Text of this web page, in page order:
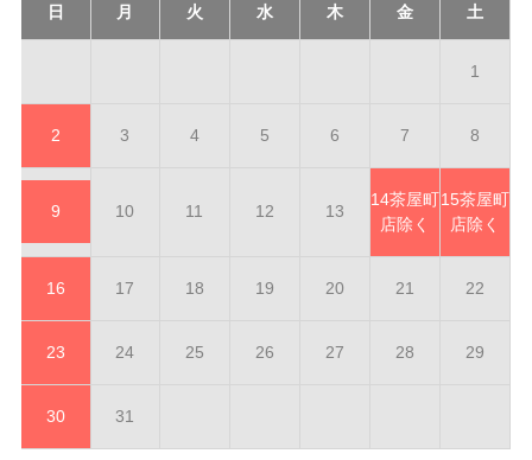
日 月 火 水 木 金 土
1
2 3 4 5 6 7 8
9 10 11 12 13
14茶屋町
店除く
15茶屋町
店除く
16 17 18 19 20 21 22
23 24 25 26 27 28 29
30 31